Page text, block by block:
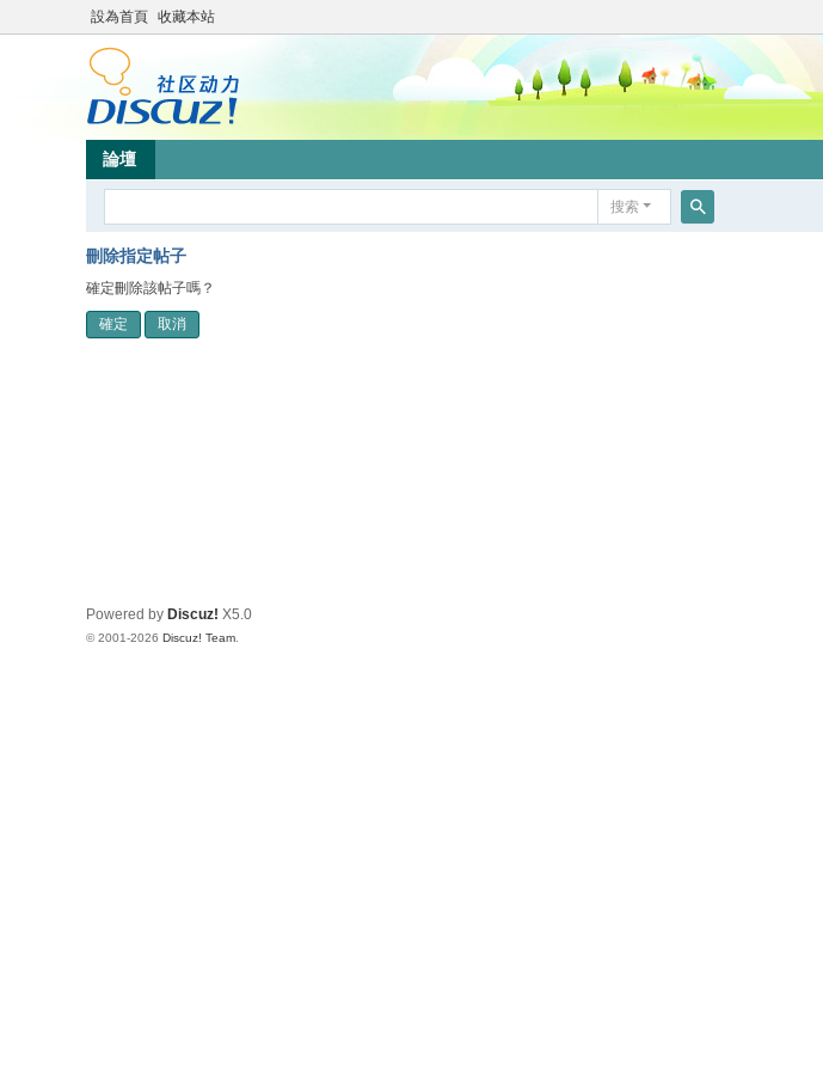
設為首頁 收藏本站
論壇
搜索
刪除指定帖子
確定刪除該帖子嗎？
確定 取消
Powered by Discuz! X5.0
© 2001-2026 Discuz! Team